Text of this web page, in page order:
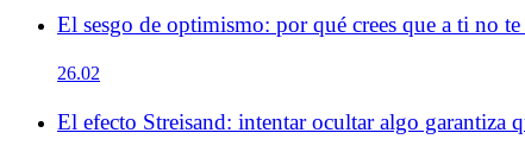
El sesgo de optimismo: por qué crees que a ti no te
26.02
El efecto Streisand: intentar ocultar algo garantiza